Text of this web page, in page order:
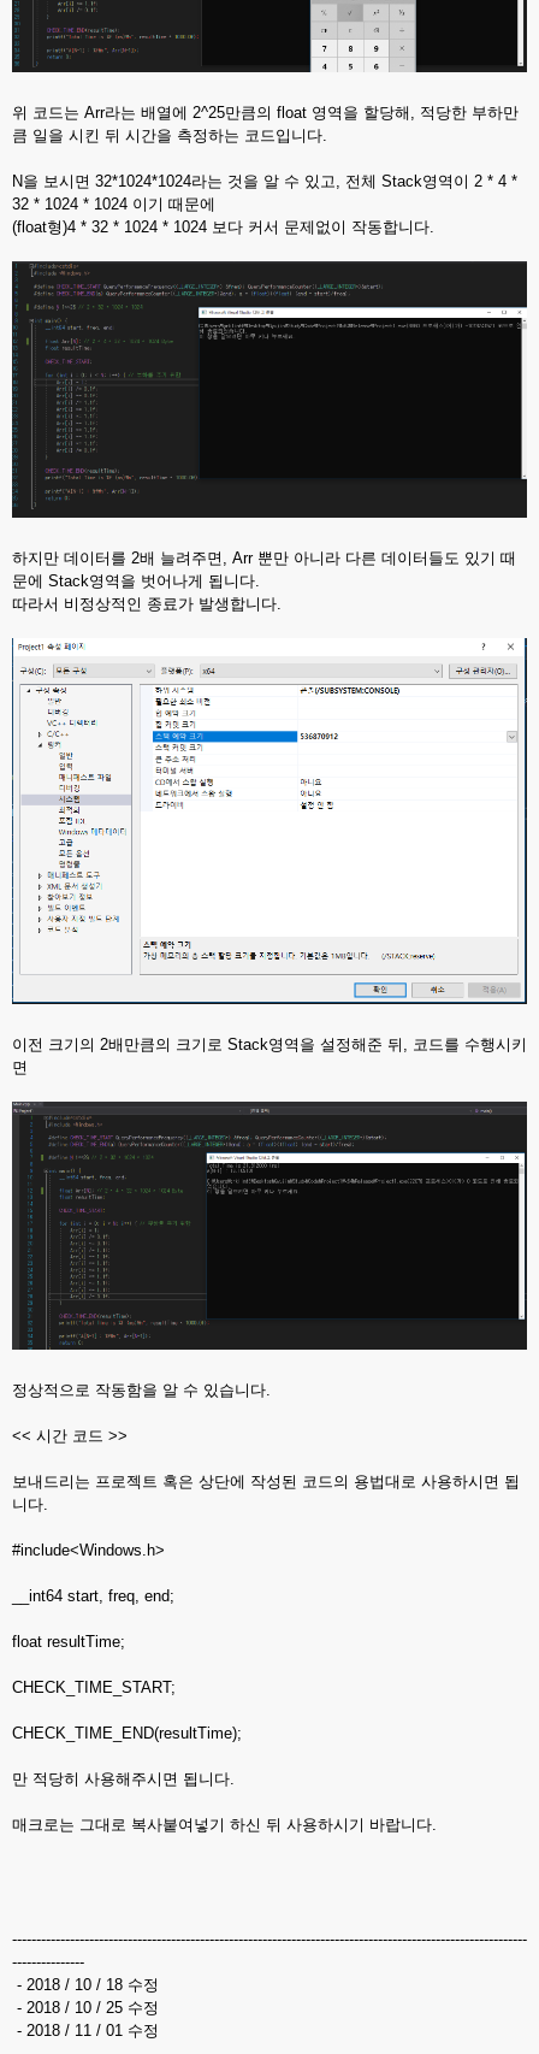
위 코드는 Arr라는 배열에 2^25만큼의 float 영역을 할당해, 적당한 부하만
큼 일을 시킨 뒤 시간을 측정하는 코드입니다.
N을 보시면 32*1024*1024라는 것을 알 수 있고, 전체 Stack영역이 2 * 4 *
32 * 1024 * 1024 이기 때문에
(float형)4 * 32 * 1024 * 1024 보다 커서 문제없이 작동합니다.
하지만 데이터를 2배 늘려주면, Arr 뿐만 아니라 다른 데이터들도 있기 때
문에 Stack영역을 벗어나게 됩니다.
따라서 비정상적인 종료가 발생합니다.
이전 크기의 2배만큼의 크기로 Stack영역을 설정해준 뒤, 코드를 수행시키
면
정상적으로 작동함을 알 수 있습니다.
<< 시간 코드 >>
보내드리는 프로젝트 혹은 상단에 작성된 코드의 용법대로 사용하시면 됩
니다.
#include<Windows.h>
__int64 start, freq, end;
float resultTime;
CHECK_TIME_START;
CHECK_TIME_END(resultTime);
만 적당히 사용해주시면 됩니다.
매크로는 그대로 복사붙여넣기 하신 뒤 사용하시기 바랍니다.
-----------------------------------------------------------------------------------------------------------
---------------
- 2018 / 10 / 18 수정
- 2018 / 10 / 25 수정
- 2018 / 11 / 01 수정